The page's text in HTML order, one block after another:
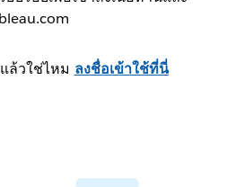
ล้วใช่ไหม ลงชื่อเข้าใช้ที่นี่